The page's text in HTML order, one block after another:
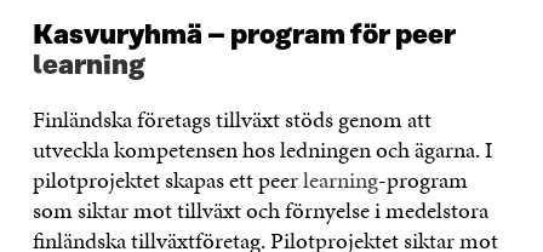
Kasvuryhmä – program för peer
learning
Finländska företags tillväxt stöds genom att
utveckla kompetensen hos ledningen och ägarna. I
pilotprojektet skapas ett peerlearning-program
som siktar mot tillväxt och förnyelse i medelstora
finländska tillväxtföretag. Pilotprojektet siktar mot